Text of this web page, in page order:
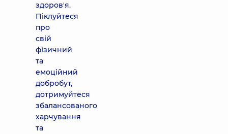
здоров'я.
Піклуйтеся
про
свій
фізичний
та
емоційний
добробут,
дотримуйтеся
збалансованого
харчування
та